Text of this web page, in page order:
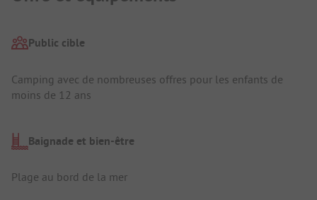
Public cible
Camping avec de nombreuses offres pour les enfants de
moins de 12 ans
Baignade et bien-être
Plage au bord de la mer